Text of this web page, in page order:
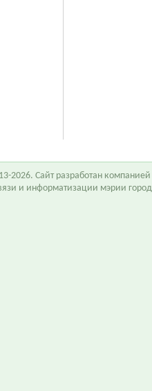
2026. Сайт разработан компанией
и информатизации мэрии